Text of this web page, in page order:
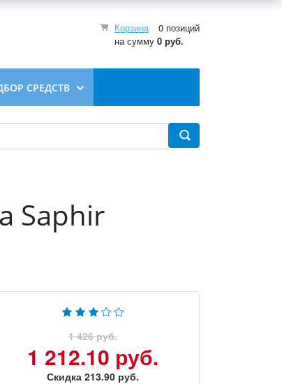
Корзина
0 позиций
на сумму 0 руб.
СРЕДСТВ
Saphir
1 426 руб.
1 212.10 руб.
Скидка 213.90 руб.